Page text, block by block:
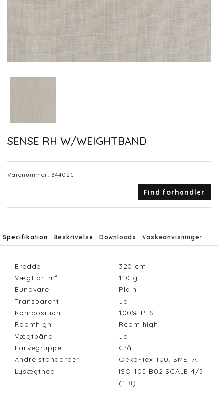
SENSE RH W/WEIGHTBAND
Varenummer: 344020
Find forhandler
Specifikation Beskrivelse Downloads Vaskeanvisninger
Bredde 320 cm
Vægt pr. m²
110 g
Bundvare
Plain
Transparent
Ja
Komposition
100% PES
Roomhigh
Room high
Vægtbånd
Ja
Farvegruppe
Grå
Andre standarder
Oeko-Tex 100, SMETA
Lysægthed
ISO 105 B02 SCALE 4/5
(1-8)